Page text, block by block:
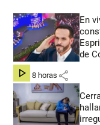
En
de
hace 8 horas share